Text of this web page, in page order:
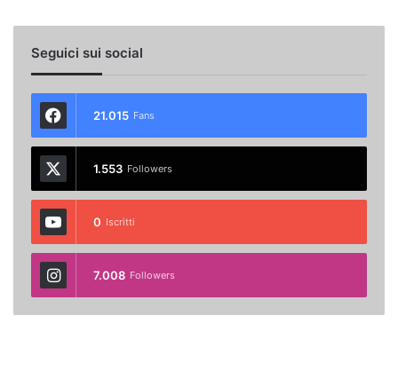
Seguici sui social
21.015 Fans
1.553 Followers
0 Iscritti
7.008 Followers